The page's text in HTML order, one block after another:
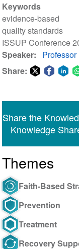
Keywords
evidence-based
quality standards
ISSUP Conference
Speaker
Share:
Share the
Knowledge
Themes
Faith-Based
Prevention
Treatment
Recovery